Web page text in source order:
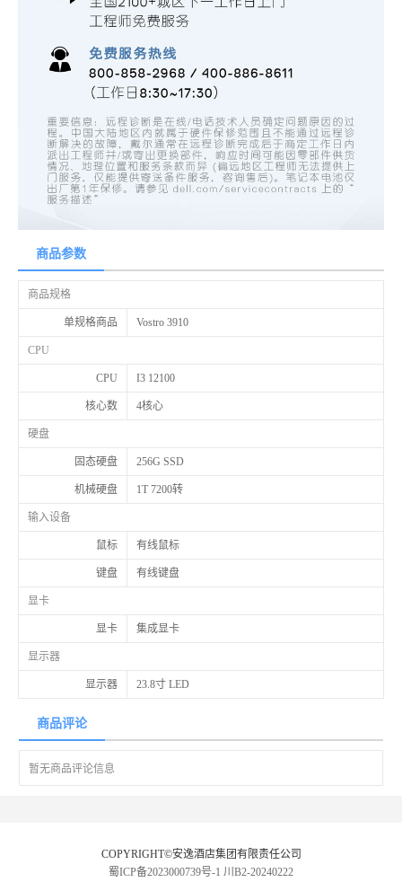
商品参数
商品规格
单规格商品 Vostro 3910
CPU
CPU I3 12100
核心数 4核心
硬盘
固态硬盘 256G SSD
机械硬盘 1T 7200转
输入设备
鼠标 有线鼠标
键盘 有线键盘
显卡
显卡 集成显卡
显示器
显示器 23.8寸 LED
商品评论
暂无商品评论信息
COPYRIGHT©安逸酒店集团有限责任公司
蜀ICP备2023000739号-1 川B2-20240222